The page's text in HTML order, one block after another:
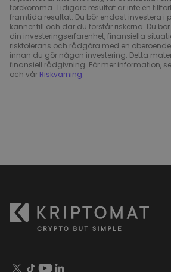
förekomma. Tidigare resultat är inte en
framtida resultat. Du bör endast investera i
känner till och där du förstår riskerna. Du
din investeringserfarenhet, finansiella
risktolerans och rådgöra med en
innan du gör någon investering. Detta
finansiell rådgivning. För mer information,
och vår Riskvarning.